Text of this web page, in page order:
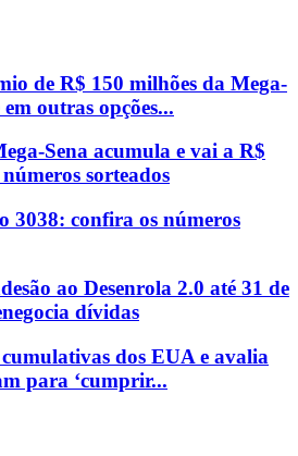
de R$ 150 milhões da Mega-
outras opções...
Sena acumula e vai a R$
sorteados
3038: confira os números
ao Desenrola 2.0 até 31 de
dívidas
dos EUA e avalia
para ‘cumprir...